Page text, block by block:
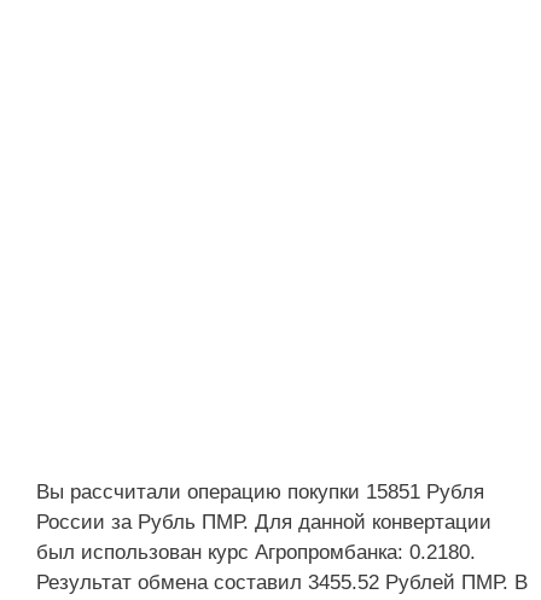
Вы рассчитали операцию покупки 15851 Рубля
России за Рубль ПМР. Для данной конвертации
был использован курс Агропромбанка: 0.2180.
Результат обмена составил 3455.52 Рублей ПМР. В